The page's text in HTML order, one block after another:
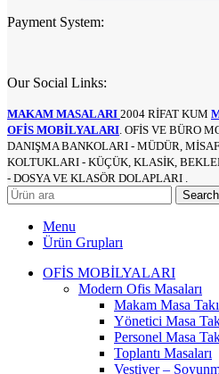
Payment System:
Our Social Links:
MAKAM MASALARI 2004 RİFAT KUM
OFİS MOBİLYALARI . OFİS VE BÜRO
DANIŞMA BANKOLARI - MÜDÜR,
KOLTUKLARI - KÜÇÜK, KLASİK,
- DOSYA VE KLASÖR DOLAPLARI .
Search
Menu
Ürün Grupları
OFİS MOBİLYALARI
Modern Ofis Masaları
Makam Masa
Yönetici Masa
Personel Masa
Toplantı Masaları
Vestiyer –